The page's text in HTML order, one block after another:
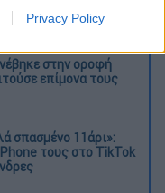
Privacy Policy
στην οροφή
επίμονα τους
σπασμένο 11άρι»:
τους στο TikTok